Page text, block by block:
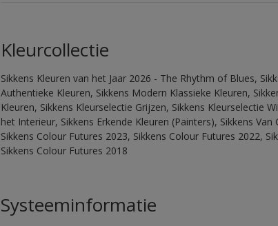
Kleurcollectie
Sikkens Kleuren van het Jaar 2026 - The Rhythm of Blues,
Authentieke Kleuren, Sikkens Modern Klassieke Kleuren,
Kleuren, Sikkens Kleurselectie Grijzen, Sikkens Kleurselectie
het Interieur, Sikkens Erkende Kleuren (Painters), Sikkens
Sikkens Colour Futures 2023, Sikkens Colour Futures 2022,
Sikkens Colour Futures 2018
Systeeminformatie